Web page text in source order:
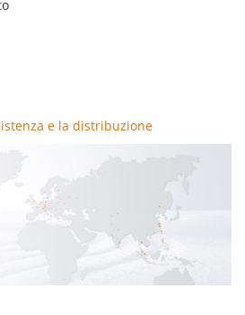
e la distribuzione